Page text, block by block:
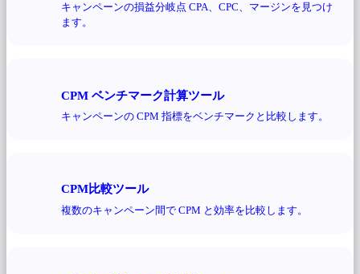
キャンペーンの損益分岐点 CPA、CPC、マージンを見つけ
ます。
CPM ベンチマーク計算ツール
キャンペーンの CPM 指標をベンチマークと比較します。
CPM比較ツール
複数のキャンペーン間で CPM と効率を比較します。